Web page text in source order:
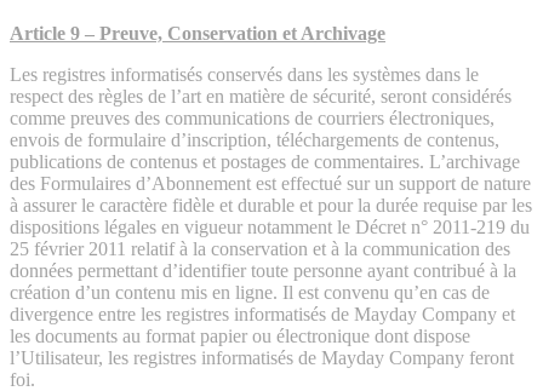
Article 9 – Preuve, Conservation et Archivage
Les registres informatisés conservés dans les systèmes dans le
respect des règles de l’art en matière de sécurité, seront considérés
comme preuves des communications de courriers électroniques,
envois de formulaire d’inscription, téléchargements de contenus,
publications de contenus et postages de commentaires. L’archivage
des Formulaires d’Abonnement est effectué sur un support de nature
à assurer le caractère fidèle et durable et pour la durée requise par les
dispositions légales en vigueur notamment le Décret n° 2011-219 du
25 février 2011 relatif à la conservation et à la communication des
données permettant d’identifier toute personne ayant contribué à la
création d’un contenu mis en ligne. Il est convenu qu’en cas de
divergence entre les registres informatisés de Mayday Company et
les documents au format papier ou électronique dont dispose
l’Utilisateur, les registres informatisés de Mayday Company feront
foi.